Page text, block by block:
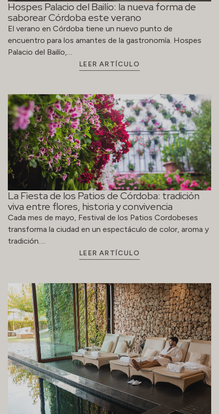
Hospes Palacio del Bailío: la nueva forma de
saborear Córdoba este verano
El verano en Córdoba tiene un nuevo punto de
encuentro para los amantes de la gastronomía. Hospes
Palacio del Bailío,…
LEER ARTÍCULO
La Fiesta de los Patios de Córdoba: tradición
viva entre flores, historia y convivencia
Cada mes de mayo, Festival de los Patios Cordobeses
transforma la ciudad en un espectáculo de color, aroma y
tradición….
LEER ARTÍCULO